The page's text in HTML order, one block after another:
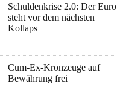
Schuldenkrise 2.0: Der Euro
steht vor dem nächsten
Kollaps
Cum-Ex-Kronzeuge auf
Bewährung frei